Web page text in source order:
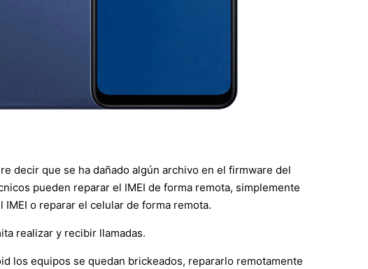
decir que se ha dañado algún archivo en el firmware del
pueden reparar el IMEI de forma remota, simplemente
o reparar el celular de forma remota.
realizar y recibir llamadas.
los equipos se quedan brickeados, repararlo remotamente